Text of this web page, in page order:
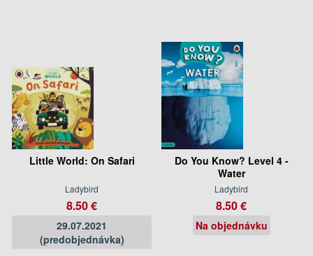
Little World: On Safari
Ladybird
8.50 €
29.07.2021
(predobjednávka)
Do You Know? Level 4 -
Water
Ladybird
8.50 €
Na objednávku